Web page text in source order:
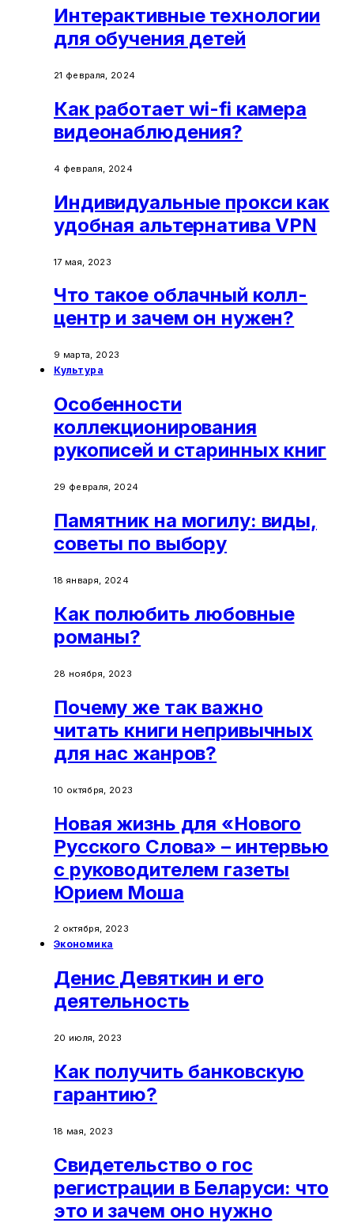
Интерактивные технологии
для обучения детей
21 февраля, 2024
Как работает wi-fi камера
видеонаблюдения?
4 февраля, 2024
Индивидуальные прокси как
удобная альтернатива VPN
17 мая, 2023
Что такое облачный колл-
центр и зачем он нужен?
9 марта, 2023
Культура
Особенности
коллекционирования
рукописей и старинных книг
29 февраля, 2024
Памятник на могилу: виды,
советы по выбору
18 января, 2024
Как полюбить любовные
романы?
28 ноября, 2023
Почему же так важно
читать книги непривычных
для нас жанров?
10 октября, 2023
Новая жизнь для «Нового
Русского Слова» – интервью
с руководителем газеты
Юрием Моша
2 октября, 2023
Экономика
Денис Девяткин и его
деятельность
20 июля, 2023
Как получить банковскую
гарантию?
18 мая, 2023
Свидетельство о гос
регистрации в Беларуси: что
это и зачем оно нужно